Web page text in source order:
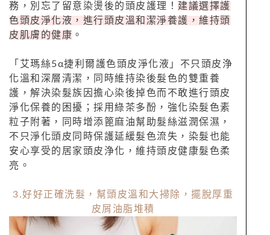
務，別忘了留意染燙後的頭皮護理！ 建議選擇護
色頭皮淨化液，進行頭皮溫和潔淨養護，維持頭
皮肌膚的健康 。
「艾瑪絲5α捷利爾護色頭皮淨化液」不只頭皮浄
化溫和深層清潔，同時維持染後髮色的雙重養
護，解決染髮族因擔心染後掉色而不敢進行頭皮
淨化保養的困擾；採用綠茶多酚，強化染髮色素
粒子附著，同時增添篦麻油幫助髮絲滋潤保濕，
不只淨化頭皮同時保護延緩髮色流失，染髮也能
安心享受的居家頭皮浄化，維持頭皮健康髮色柔
亮。
3.好好正確洗髮，幫頭皮溫和大掃除，擺脫厚重
皮屑油脂堆積